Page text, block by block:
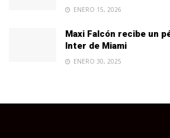
ENERO 15, 2026
Maxi Falcón recibe un
Inter de Miami
ENERO 30, 2025